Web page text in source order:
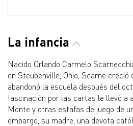
La infancia
Nacido Orlando Carmelo
en Steubenville, Ohio, Scarne creció
abandonó la escuela después del
fascinación por las cartas le llevó a
Monte y otras estafas de juego de
embargo, su madre, una devota